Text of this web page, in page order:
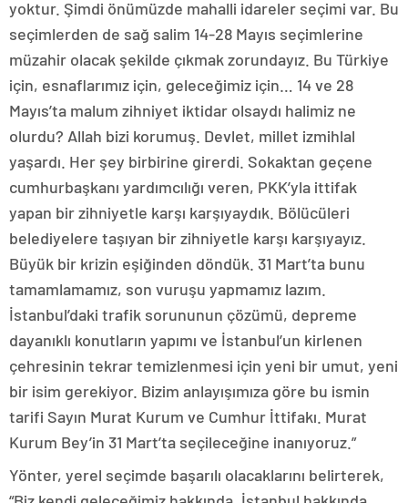
yoktur. Şimdi önümüzde mahalli idareler seçimi var. Bu
seçimlerden de sağ salim 14-28 Mayıs seçimlerine
müzahir olacak şekilde çıkmak zorundayız. Bu Türkiye
için, esnaflarımız için, geleceğimiz için… 14 ve 28
Mayıs’ta malum zihniyet iktidar olsaydı halimiz ne
olurdu? Allah bizi korumuş. Devlet, millet izmihlal
yaşardı. Her şey birbirine girerdi. Sokaktan geçene
cumhurbaşkanı yardımcılığı veren, PKK’yla ittifak
yapan bir zihniyetle karşı karşıyaydık. Bölücüleri
belediyelere taşıyan bir zihniyetle karşı karşıyayız.
Büyük bir krizin eşiğinden döndük. 31 Mart’ta bunu
tamamlamamız, son vuruşu yapmamız lazım.
İstanbul’daki trafik sorununun çözümü, depreme
dayanıklı konutların yapımı ve İstanbul’un kirlenen
çehresinin tekrar temizlenmesi için yeni bir umut, yeni
bir isim gerekiyor. Bizim anlayışımıza göre bu ismin
tarifi Sayın Murat Kurum ve Cumhur İttifakı. Murat
Kurum Bey’in 31 Mart’ta seçileceğine inanıyoruz.”
Yönter, yerel seçimde başarılı olacaklarını belirterek,